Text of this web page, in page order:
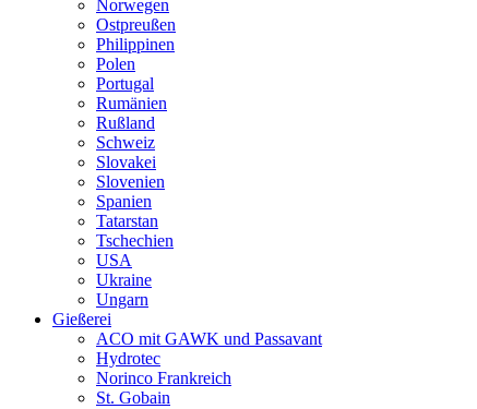
Norwegen
Ostpreußen
Philippinen
Polen
Portugal
Rumänien
Rußland
Schweiz
Slovakei
Slovenien
Spanien
Tatarstan
Tschechien
USA
Ukraine
Ungarn
Gießerei
ACO mit GAWK und Passavant
Hydrotec
Norinco Frankreich
St. Gobain